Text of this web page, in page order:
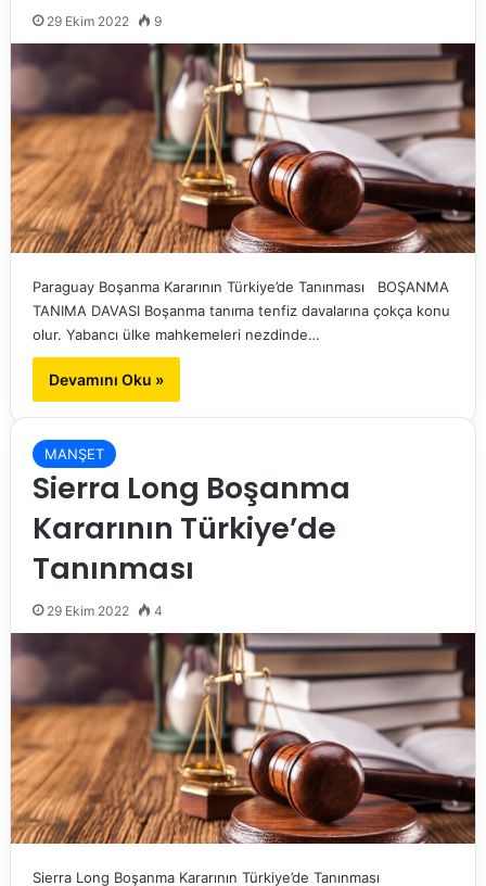
29 Ekim 2022 9
Paraguay Boşanma Kararının Türkiye’de Tanınması BOŞANMA
TANIMA DAVASI Boşanma tanıma tenfiz davalarına çokça konu
olur. Yabancı ülke mahkemeleri nezdinde…
Devamını Oku »
MANŞET
Sierra Long Boşanma
Kararının Türkiye’de
Tanınması
29 Ekim 2022 4
Sierra Long Boşanma Kararının Türkiye’de Tanınması